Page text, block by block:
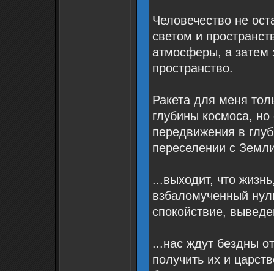
Человечество не
светом и
атмосферы, а затем
пространство.
Ракета для меня
глубины космоса,
передвижения в
переселении с
...выходит, что
взбаломученный
спокойствие,
...нас ждут бездны
получить их и